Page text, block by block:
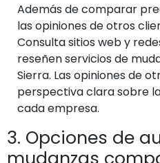
Además de comparar
las opiniones de otros
Consulta sitios web y
reseñen servicios de
Sierra. Las opiniones de
perspectiva clara sobre
cada empresa.
3. Opciones de